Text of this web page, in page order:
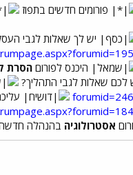
פורומים חדשים בתפוז
יש לך שאלות לגבי
היכנס לפורום הסרת
לכם שאלות לגבי התהליך?
אסטרולוגיה בהנהלה